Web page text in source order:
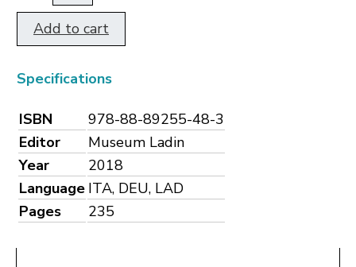
Add to cart
Specifications
ISBN
978-88-89255-48-3
Editor
Museum Ladin
Year
2018
Language ITA, DEU, LAD
Pages
235